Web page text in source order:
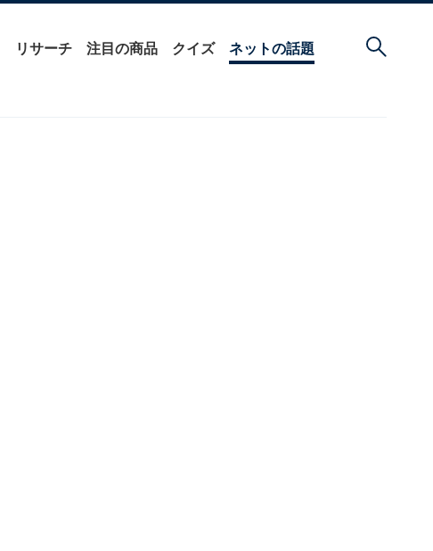
リサーチ 注目の商品 クイズ ネットの話題